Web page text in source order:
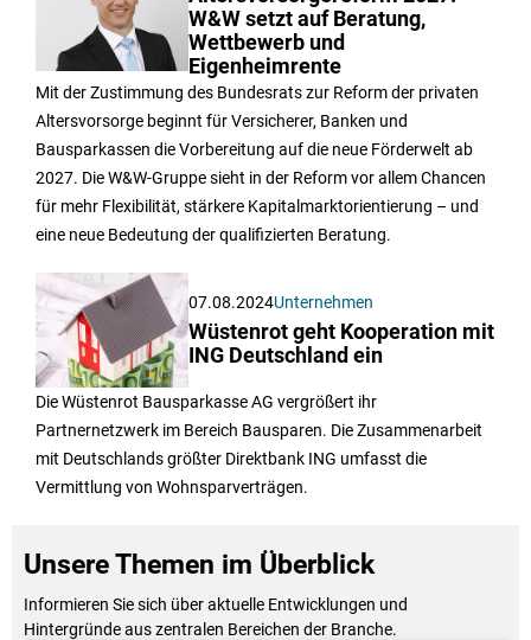
W&W setzt auf Beratung,
Wettbewerb und
Eigenheimrente
Mit der Zustimmung des Bundesrats zur Reform der privaten
Altersvorsorge beginnt für Versicherer, Banken und
Bausparkassen die Vorbereitung auf die neue Förderwelt ab
2027. Die W&W-Gruppe sieht in der Reform vor allem Chancen
für mehr Flexibilität, stärkere Kapitalmarktorientierung – und
eine neue Bedeutung der qualifizierten Beratung.
07.08.2024Unternehmen
Wüstenrot geht Kooperation mit
ING Deutschland ein
Die Wüstenrot Bausparkasse AG vergrößert ihr
Partnernetzwerk im Bereich Bausparen. Die Zusammenarbeit
mit Deutschlands größter Direktbank ING umfasst die
Vermittlung von Wohnsparverträgen.
Unsere Themen im Überblick
Informieren Sie sich über aktuelle Entwicklungen und
Hintergründe aus zentralen Bereichen der Branche.